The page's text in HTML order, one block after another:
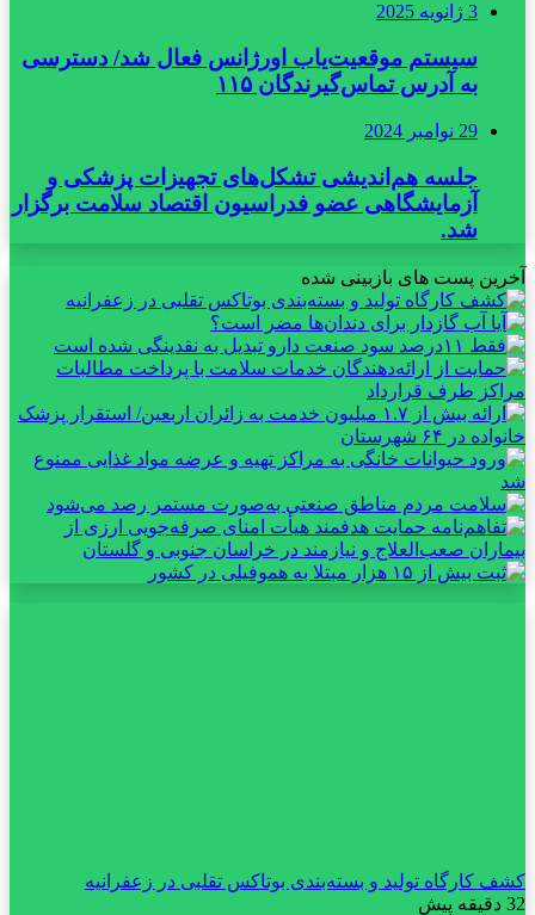
3 ژانویه 2025
سیستم موقعیت‌یاب اورژانس فعال شد/ دسترسی
به آدرس تماس‌گیرندگان ۱۱۵
29 نوامبر 2024
جلسه هم‌اندیشی تشکل‌های تجهیزات پزشکی و
آزمایشگاهی عضو فدراسیون اقتصاد سلامت برگزار
شد.
آخرین پست های بازبینی شده
کشف کارگاه تولید و بسته‌بندی بوتاکس تقلبی در زعفرانیه
32 دقیقه پیش